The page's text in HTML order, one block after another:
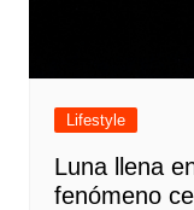
Lifestyle
Luna llena
fenómeno